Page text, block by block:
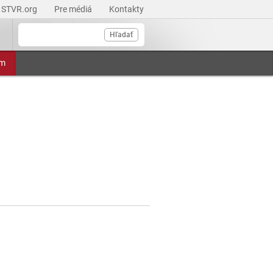
STVR.org Pre médiá Kontakty
Hľadať